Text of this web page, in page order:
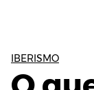
IBERISMO